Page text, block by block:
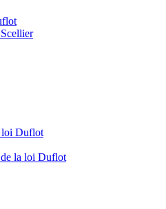
loi Duflot
de la loi Duflot